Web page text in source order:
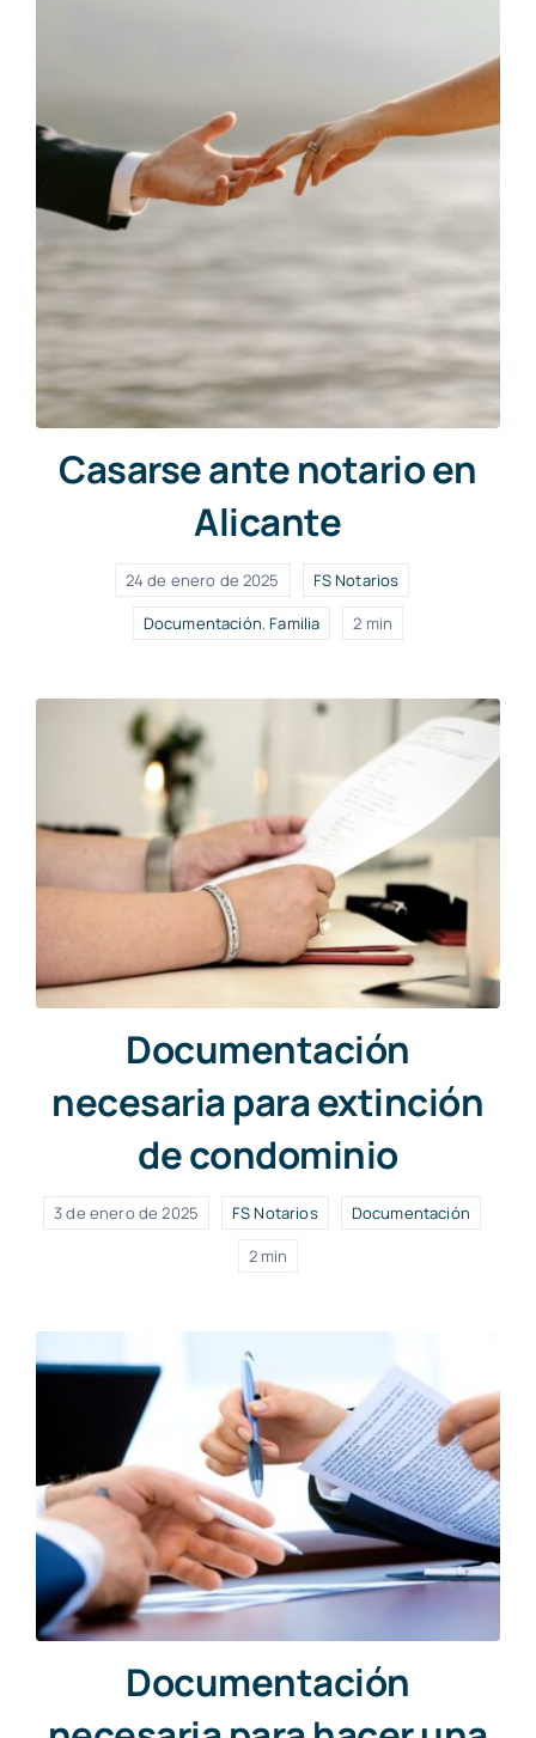
Casarse ante notario en
Alicante
24 de enero de 2025
FS Notarios
Documentación,Familia 2 min
Documentación
necesaria para extinción
de condominio
3 de enero de 2025 FS Notarios
Documentación
2 min
Documentación